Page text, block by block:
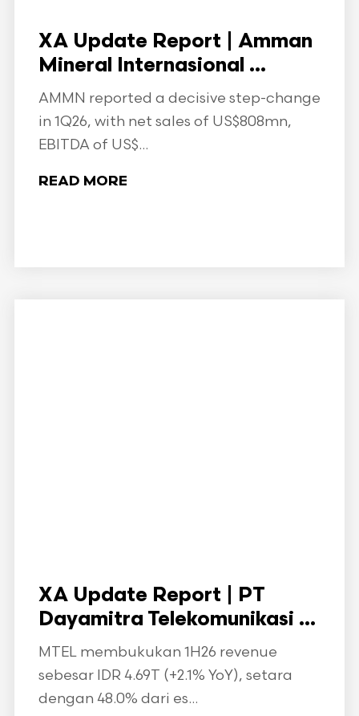
XA Update Report | Amman
Mineral Internasional ...
AMMN reported a decisive step-change
in 1Q26, with net sales of US$808mn,
EBITDA of US$...
READ MORE
XA Update Report | PT
Dayamitra Telekomunikasi ...
MTEL membukukan 1H26 revenue
sebesar IDR 4.69T (+2.1% YoY), setara
dengan 48.0% dari es...